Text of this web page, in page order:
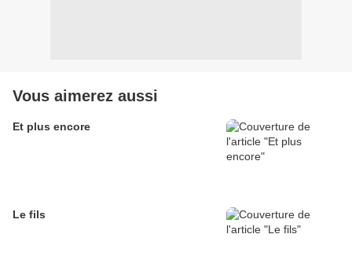
Vous aimerez aussi
Et plus encore
Le fils